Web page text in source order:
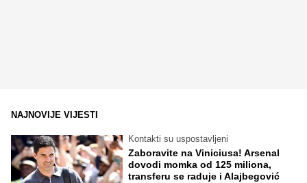
NAJNOVIJE VIJESTI
Kontakti su uspostavljeni
Zaboravite na Viniciusa! Arsenal
dovodi momka od 125 miliona,
transferu se raduje i Alajbegović